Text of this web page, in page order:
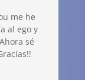
me he
al ego y
sé